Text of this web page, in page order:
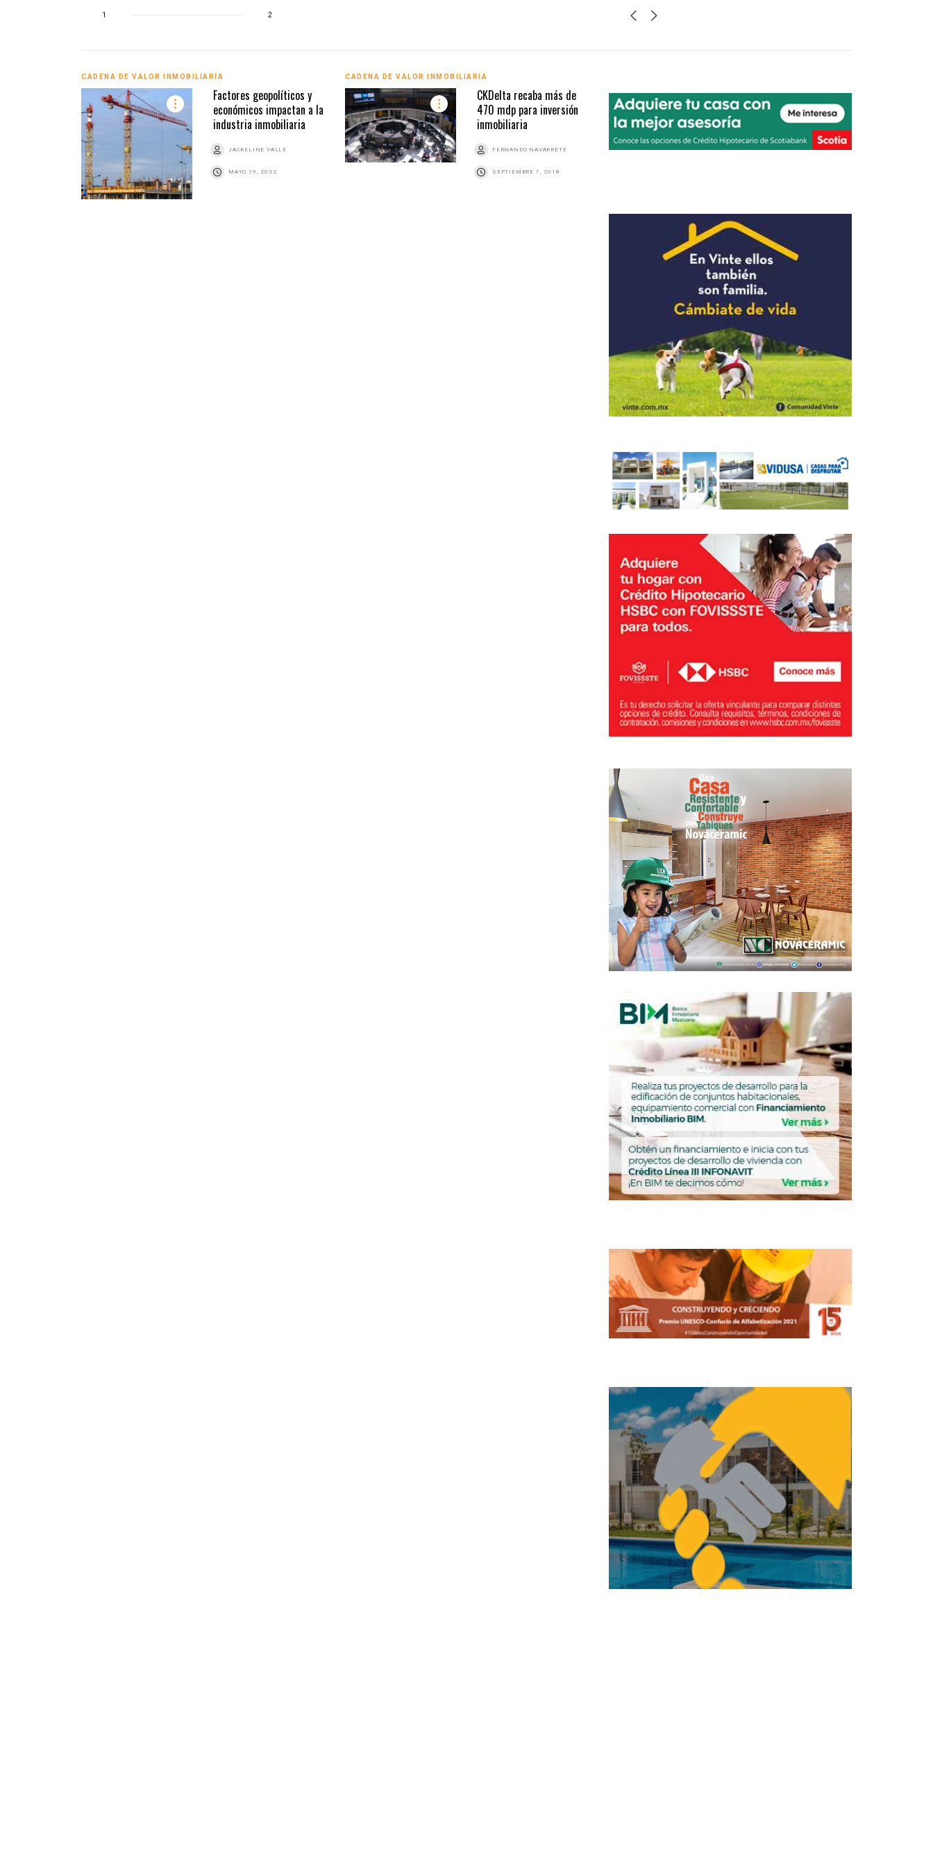
1 2
CADENA DE VALOR INMOBILIARIA
Factores geopolíticos y
económicos impactan a la
industria inmobiliaria
JACKELINE VALLE
MAYO 19, 2022
CADENA DE VALOR INMOBILIARIA
CKDelta recaba más de
470 mdp para inversión
inmobiliaria
FERNANDO NAVARRETE
SEPTIEMBRE 7, 2018